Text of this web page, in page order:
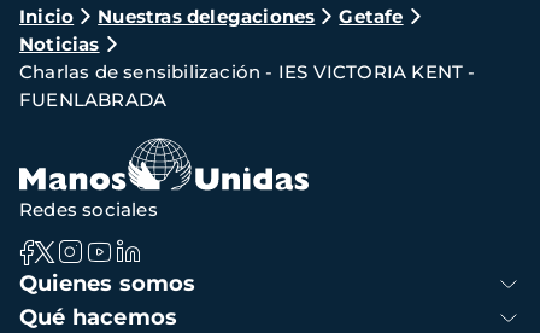
Ruta
de
navegación
Inicio Nuestras delegaciones
Getafe
Noticias
Charlas de sensibilización - IES VICTORIA KENT -
FUENLABRADA
Navegación
principal
Quienes somos
Qué hacemos
Redes sociales